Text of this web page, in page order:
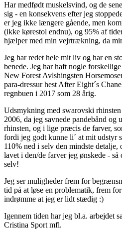
Har medfødt muskelsvind, og de
sig - en konsekvens efter jeg
er jeg ikke længere gående, men
(ikke kørestol endnu), og 95% af
hjælper med min vejrtrækning, da
Jeg har redet hele mit liv og har en
benede. Jeg har haft nogle
New Forest Avlshingsten
para-dressur hest After Eight´s
regnbuen i 2017 som 28 årig.
Udsmykning med swarovski
2006, da jeg savnede pandebånd og
rhinsten, og i lige præcis de farver,
fordi jeg godt kunne li´ at mit udstyr
110% ned i selv den mindste
lavet i den/de farver jeg ønskede -
selv!
Jeg ser muligheder frem for
tid på at løse en problematik, frem
indrømme at jeg er lidt stædig :)
Igennem tiden har jeg bl.a. arbejdet
Cristina Sport mfl.